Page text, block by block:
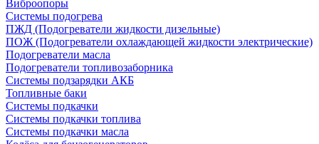
Виброопоры
Системы подогрева
ПЖД (Подогреватели жидкости дизельные)
ПОЖ (Подогреватели охлаждающей жидкости электрические)
Подогреватели масла
Подогреватели топливозаборника
Системы подзарядки АКБ
Топливные баки
Системы подкачки
Системы подкачки топлива
Системы подкачки масла